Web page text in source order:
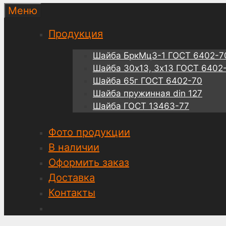
Меню
Продукция
Шайба БркМц3-1 ГОСТ 6402-
Шайба 30х13, 3х13 ГОСТ
Шайба 65г ГОСТ 6402-70
Шайба пружинная din 127
Шайба ГОСТ 13463-77
Фото продукции
В наличии
Оформить заказ
Доставка
Контакты